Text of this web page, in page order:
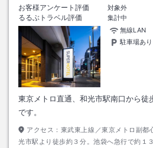
お客様アンケート評価 対象外
るるぶトラベル評価
集計中
無線LAN
駐車場あり
東京メトロ直通、和光市駅南口から徒
です。
アクセス： 東武東上線／東京メトロ副都
光市駅より徒歩約３分。池袋へ急行で約１